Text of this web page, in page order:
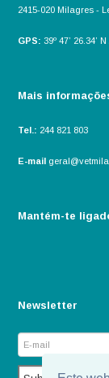
2415-020 Milagres -
GPS: 39º 47’ 26.34’
Mais
Tel.: 244 821 803
E-mail
Mantém-te
Newsletter